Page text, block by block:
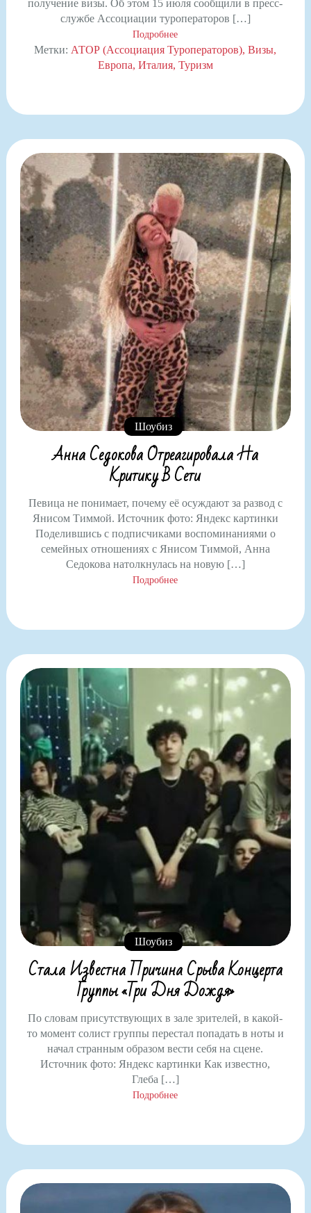
получение визы. Об этом 15 июля сообщили в пресс-
службе Ассоциации туроператоров […]
Подробнее
Метки: АТОР (Ассоциация Туроператоров) Визы
Европа Италия Туризм
Шоубиз
Анна Седокова Отреагировала На
Критику В Сети
Певица не понимает, почему её осуждают за развод с
Янисом Тиммой. Источник фото: Яндекс картинки
Поделившись с подписчиками воспоминаниями о
семейных отношениях с Янисом Тиммой, Анна
Седокова натолкнулась на новую […]
Подробнее
Шоубиз
Стала Известна Причина Срыва Концерта
Группы «Три Дня Дождя»
По словам присутствующих в зале зрителей, в какой-
то момент солист группы перестал попадать в ноты и
начал странным образом вести себя на сцене.
Источник фото: Яндекс картинки Как известно,
Глеба […]
Подробнее